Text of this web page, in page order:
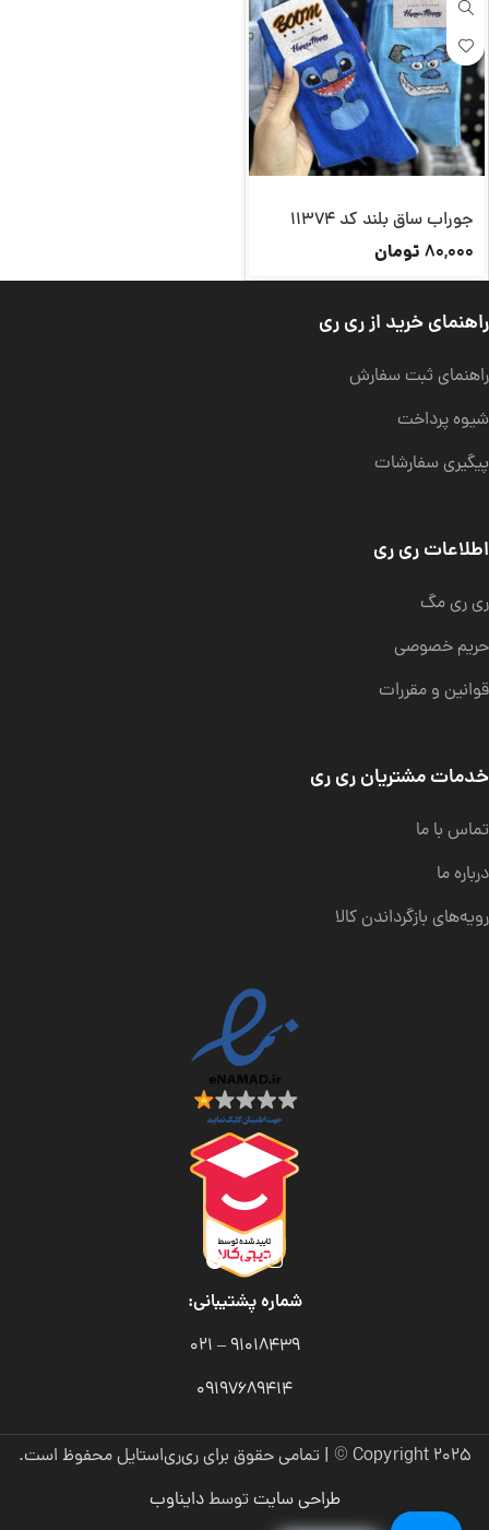
جوراب ساق بلند کد 11374
80,000 تومان
راهنمای خرید از ری ری
راهنمای ثبت سفارش
شیوه پرداخت
پیگیری سفارشات
اطلاعات ری ری
ری ری مگ
حریم خصوصی
قوانین و مقررات
خدمات مشتریان ری ری
تماس با ما
درباره ما
رویه‌های بازگرداندن کالا
شماره پشتیبانی:
91018439 – 021
09197689414
Copyright 2025 © | تمامی حقوق برای ری‌ری‌استایل محفوظ است.
طراحی سایتتوسطدایناوب